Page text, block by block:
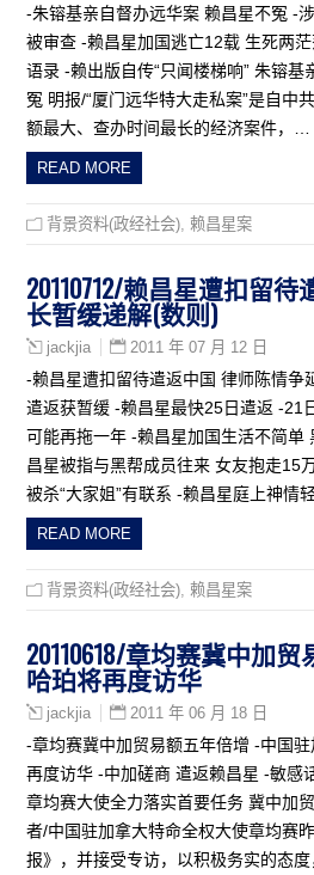
-朱镕基亲自督办远华案 赖昌星不冤 -
被审查 -赖昌星加国逃亡12载 生死两
语录 -赖出版自传“只闻楼梯响” 朱镕
冤 明报/“厦门远华特大走私案”是自中
额最大、查办时间最长的经济案件，…
READ MORE
背景资料(政经社会) ,赖昌星案
20110712/赖昌星遭扣留
长暂缓递解(数则)
jackjia 2011 年 07 月 12 日
-赖昌星遭扣留待遣返中国 律师陈情争
遣返获暂缓 -赖昌星最快25日遣返 -21
可能再拖一年 -赖昌星加国生活不简单
昌星被指与黑帮成员往来 女友抱走15
被杀“大家姐”有联系 -赖昌星庭上神情
READ MORE
背景资料(政经社会) ,赖昌星案
20110618/章均赛冀中加
哈珀将再度访华
jackjia 2011 年 06 月 18 日
-章均赛冀中加贸易额五年倍增 -中国
再度访华 -中加磋商 遣返赖昌星 -敏感
章均赛大使全力落实首要任务 冀中加
者/中国驻加拿大特命全权大使章均赛
报》，并接受专访，以积极务实的态